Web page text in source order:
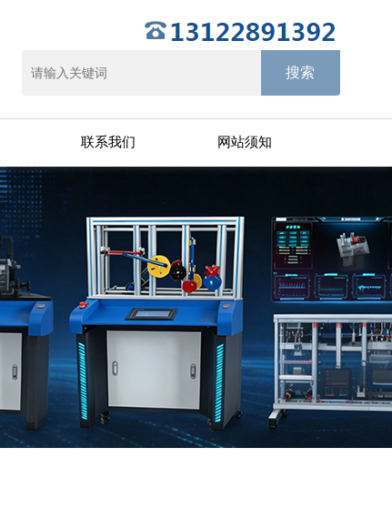
联系我们 网站须知